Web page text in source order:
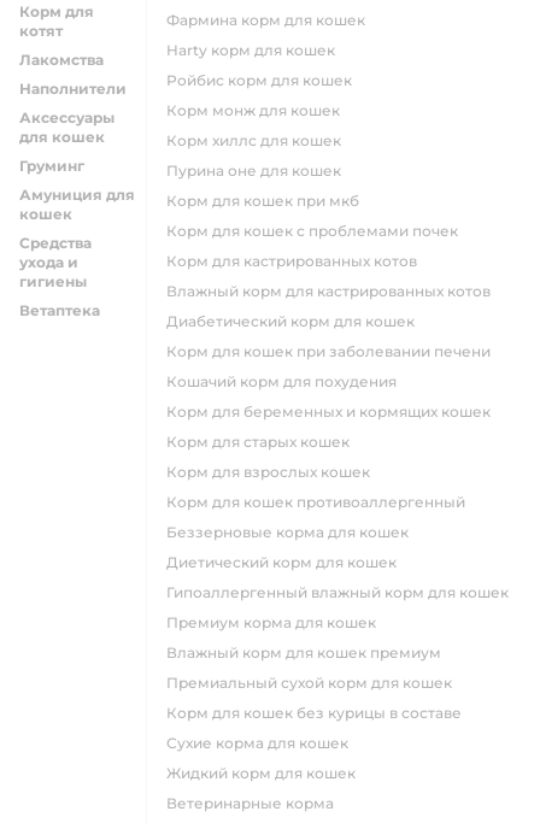
Корм для
котят
Лакомства
Наполнители
Аксессуары
для кошек
Груминг
Амуниция для
кошек
Средства
ухода и
гигиены
Ветаптека
фармина корм для кошек
harty корм для кошек
ройбис корм для кошек
корм монж для кошек
корм хиллс для кошек
пурина оне для кошек
корм для кошек при мкб
корм для кошек с проблемами почек
Корм для кастрированных котов
влажный корм для кастрированных котов
диабетический корм для кошек
корм для кошек при заболевании печени
кошачий корм для похудения
корм для беременных и кормящих кошек
корм для старых кошек
корм для взрослых кошек
корм для кошек противоаллергенный
беззерновые корма для кошек
диетический корм для кошек
гипоаллергенный влажный корм для кошек
премиум корма для кошек
влажный корм для кошек премиум
премиальный сухой корм для кошек
корм для кошек без курицы в составе
сухие корма для кошек
жидкий корм для кошек
ветеринарные корма